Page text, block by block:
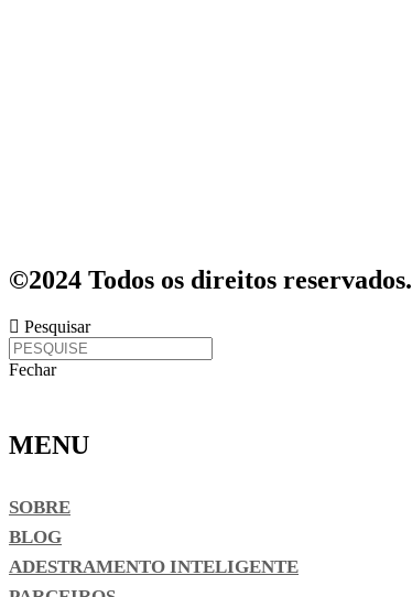
©2024 Todos os direitos reservados.
Pesquisar
Fechar
MENU
SOBRE
BLOG
ADESTRAMENTO INTELIGENTE